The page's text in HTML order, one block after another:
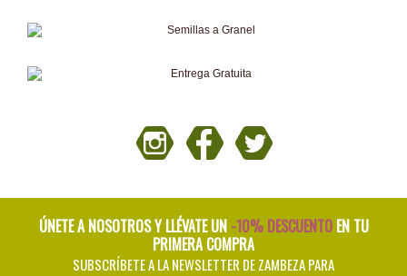
ÚNETE A NOSOTROS Y LLÉVATE UN -10% DESCUENTOEN TU
PRIMERA COMPRA
SUBSCRÍBETE A LA NEWSLETTER DE ZAMBEZA PARA